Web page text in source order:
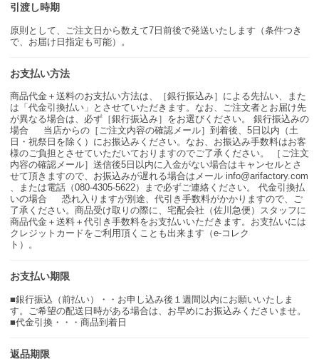
引渡し時期
原則として、ご注文日から数えて7日前後で発送いたします（条件つき
で、お届け日指定も可能）。
お支払い方法
商品代金＋送料のお支払い方法は、［銀行振込み］による先払い、また
は「代金引換払い」とさせていただきます。なお、ご注文者とお届け先
が異なる場合は、必ず［銀行振込み］をお選びください。 銀行振込みの
場合 当店からの［ご注文内容の確認メール］到着後、5日以内（土
日・祝祭日を除く）にお振込みください。なお、お振込み手数料はお客
様のご負担とさせていただいておりますのでご了承ください。 ［ご注文
内容の確認メール］送信後5日以内に入金がない場合はキャンセルとさ
せて頂きますので、お振込みが遅れる場合はメール info@arifactory.com
、または電話（080-4305-5622）まで必ずご連絡ください。 代金引換払
いの場合 恐れ入りますが別途、代引き手数料がかかりますので、ご
了承ください。商品受け取りの際に、宅配会社（佐川急便）スタッフに
商品代金＋送料＋代引き手数料をお支払いいただきます。お支払いには
クレジットカードをご利用頂くことも出来ます（e-コレク
ト）。
お支払い期限
■銀行振込（前払い）・・お申し込み後１週間以内にお願いいたしま
す。ご希望の配送日時がある場合は、お早めにお振込みくださいませ。
■代金引換・・・商品到着日
返品期限